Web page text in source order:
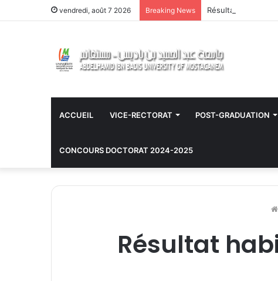
vendredi, août 7 2026 Breaking News Résultat
ACCUEIL VICE-RECTORAT POST-GRADUATION
CONCOURS DOCTORAT 2024-2025
Résultat